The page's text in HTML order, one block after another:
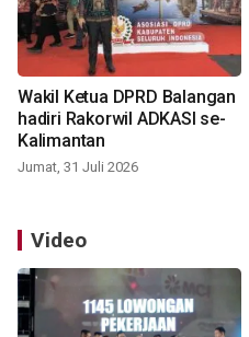
Wakil Ketua DPRD Balangan
hadiri Rakorwil ADKASI se-
Kalimantan
Jumat, 31 Juli 2026
Video